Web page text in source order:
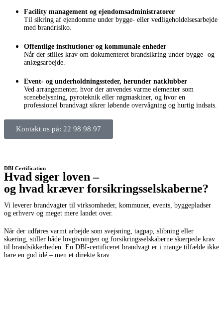
Facility management og ejendomsadministratorer
Til sikring af ejendomme under bygge- eller vedligeholdelsesarbejde
med brandrisiko.
Offentlige institutioner og kommunale enheder
Når der stilles krav om dokumenteret brandsikring under bygge- og
anlægsarbejde.
Event- og underholdningssteder, herunder natklubber
Ved arrangementer, hvor der anvendes varme elementer som
scenebelysning, pyroteknik eller røgmaskiner, og hvor en
professionel brandvagt sikrer løbende overvågning og hurtig indsats.
Kontakt os på: 22 98 98 97
DBI Certification
Hvad siger loven –
og hvad kræver forsikringsselskaberne?
Vi leverer brandvagter til virksomheder, kommuner, events, byggepladser
og erhverv og meget mere landet over.
Når der udføres varmt arbejde som svejsning, tagpap, slibning eller
skæring, stiller både lovgivningen og forsikringsselskaberne skærpede krav
til brandsikkerheden. En DBI-certificeret brandvagt er i mange tilfælde ikke
bare en god idé – men et direkte krav.